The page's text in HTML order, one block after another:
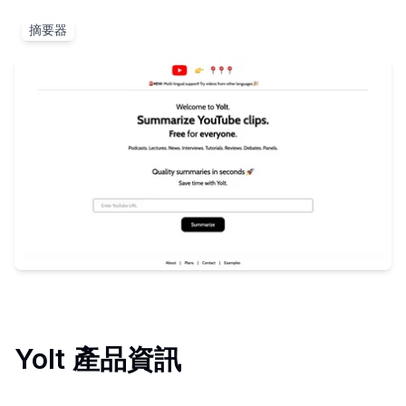
摘要器
Yolt 產品資訊